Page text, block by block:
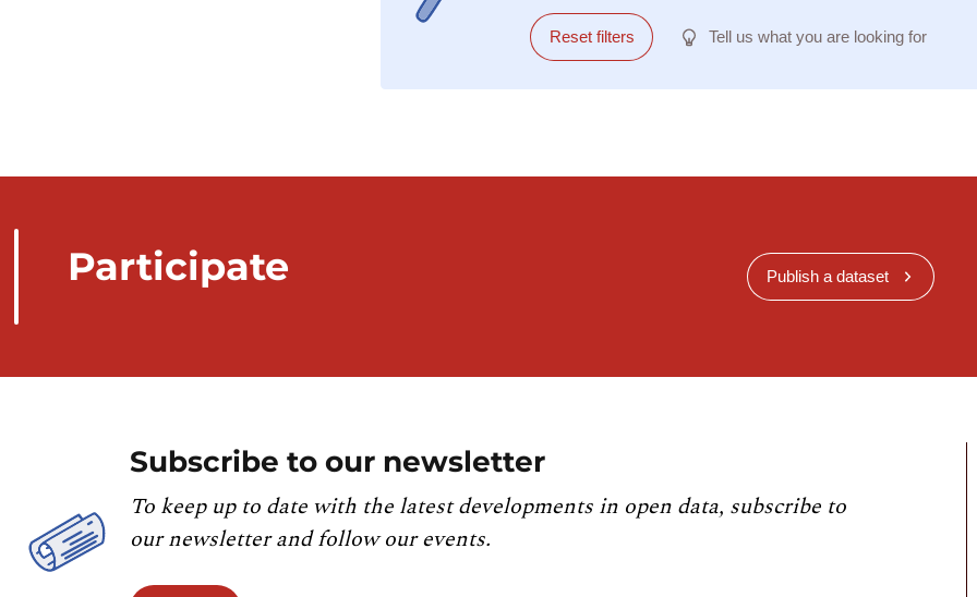
Reset filters Tell us what you are looking for
Participate Publish a dataset
Subscribe to our newsletter
To keep up to date with the latest developments in open data, subscribe to
our newsletter and follow our events.